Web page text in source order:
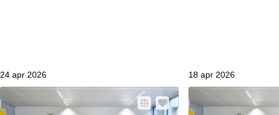
24 apr 2026 18 apr 2026